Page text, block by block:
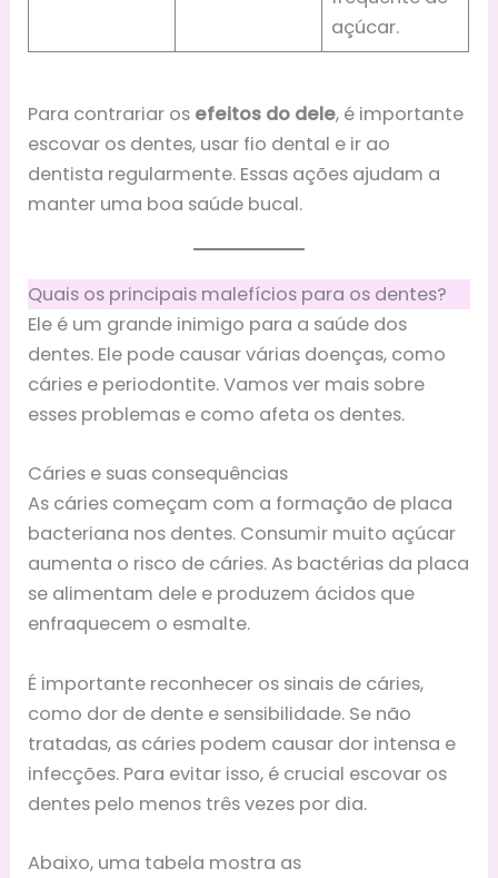
açúcar.
Para contrariar os efeitos do dele, é importante
escovar os dentes, usar fio dental e ir ao
dentista regularmente. Essas ações ajudam a
manter uma boa saúde bucal.
Quais os principais malefícios para os dentes?
Ele é um grande inimigo para a saúde dos
dentes. Ele pode causar várias doenças, como
cáries e periodontite. Vamos ver mais sobre
esses problemas e como afeta os dentes.
Cáries e suas consequências
As cáries começam com a formação de placa
bacteriana nos dentes. Consumir muito açúcar
aumenta o risco de cáries. As bactérias da placa
se alimentam dele e produzem ácidos que
enfraquecem o esmalte.
É importante reconhecer os sinais de cáries,
como dor de dente e sensibilidade. Se não
tratadas, as cáries podem causar dor intensa e
infecções. Para evitar isso, é crucial escovar os
dentes pelo menos três vezes por dia.
Abaixo, uma tabela mostra as